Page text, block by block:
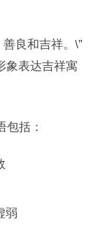
良和吉祥。\”
象表达吉祥寓
包括：
弱